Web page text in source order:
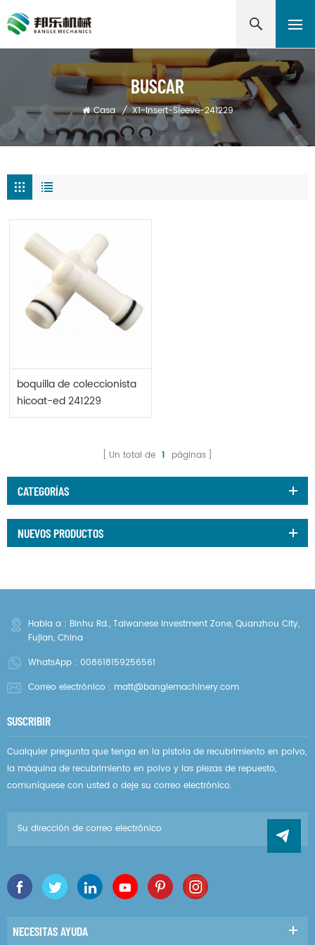
BUSCAR
Casa / X1-Insert-Sleeve-241229
boquilla de coleccionista
hicoat-ed 241229
Un total de 1 páginas
CATEGORÍAS
NUEVOS PRODUCTOS
Habla a : Binhu Rd., Taiwanese Investment Zone, Quanzhou City,
Fujian, China
WhatsApp : 008618159256561
Correo electrónico : matt@banglemachinery.com
SUSCRIBIR
Cualquier pregunta que tenga en la pistola de recubrimiento en polvo,
la máquina de recubrimiento en polvo y las piezas de repuesto,
comuníquese con usted o deje su correo electrónico.
NECESITAS AYUDA